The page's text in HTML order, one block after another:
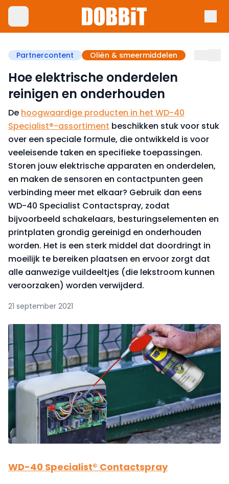
Partnercontent Oliën & smeermiddelen
Hoe elektrische onderdelen
reinigen en onderhouden
De hoogwaardige producten in het WD-40
Specialist®-assortiment beschikken stuk voor stuk
over een speciale formule, die ontwikkeld is voor
veeleisende taken en specifieke toepassingen.
Storen jouw elektrische apparaten en onderdelen,
en maken de sensoren en contactpunten geen
verbinding meer met elkaar? Gebruik dan eens
WD-40 Specialist Contactspray, zodat
bijvoorbeeld schakelaars, besturingselementen en
printplaten grondig gereinigd en onderhouden
worden. Het is een sterk middel dat doordringt in
moeilijk te bereiken plaatsen en ervoor zorgt dat
alle aanwezige vuildeeltjes (die lekstroom kunnen
veroorzaken) worden verwijderd.
21 september 2021
WD-40 Specialist® Contactspray